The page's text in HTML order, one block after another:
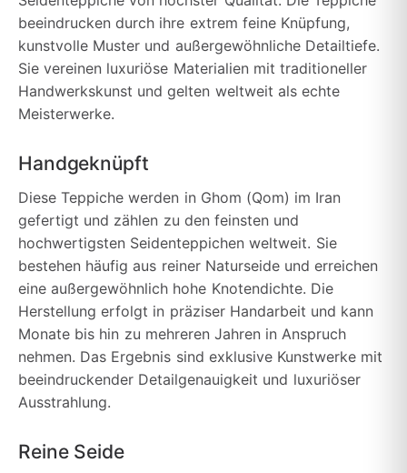
beeindrucken durch ihre extrem feine Knüpfung,
kunstvolle Muster und außergewöhnliche Detailtiefe.
Sie vereinen luxuriöse Materialien mit traditioneller
Handwerkskunst und gelten weltweit als echte
Meisterwerke.
Handgeknüpft
Diese Teppiche werden in Ghom (Qom) im Iran
gefertigt und zählen zu den feinsten und
hochwertigsten Seidenteppichen weltweit. Sie
bestehen häufig aus reiner Naturseide und erreichen
eine außergewöhnlich hohe Knotendichte. Die
Herstellung erfolgt in präziser Handarbeit und kann
Monate bis hin zu mehreren Jahren in Anspruch
nehmen. Das Ergebnis sind exklusive Kunstwerke mit
beeindruckender Detailgenauigkeit und luxuriöser
Ausstrahlung.
Reine Seide